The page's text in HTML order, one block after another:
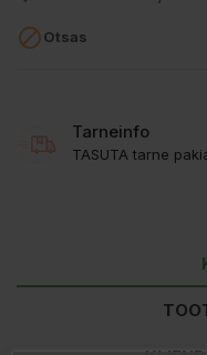
Otsas
Tarneinfo
TASUTA tarne